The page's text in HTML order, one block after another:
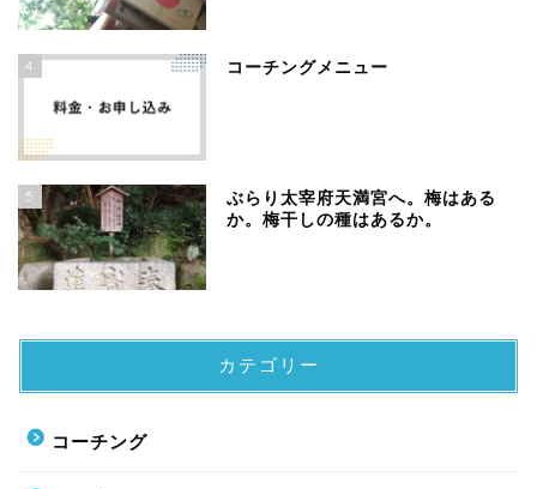
4 コーチングメニュー
5
ぶらり太宰府天満宮へ。梅はある
か。梅干しの種はあるか。
カテゴリー
コーチング